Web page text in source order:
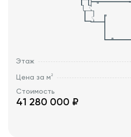
Этаж
Цена за м2
Стоимость
41 280 000 ₽